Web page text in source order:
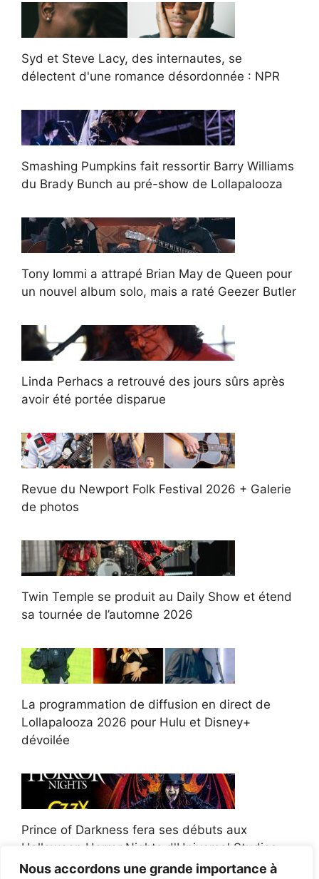
Nous accordons une grande importance à
Syd et Steve Lacy, des internautes, se
délectent d'une romance désordonnée : NPR
Smashing Pumpkins fait ressortir Barry Williams
du Brady Bunch au pré-show de Lollapalooza
Tony Iommi a attrapé Brian May de Queen pour
un nouvel album solo, mais a raté Geezer Butler
Linda Perhacs a retrouvé des jours sûrs après
avoir été portée disparue
Revue du Newport Folk Festival 2026 + Galerie
de photos
Twin Temple se produit au Daily Show et étend
sa tournée de l’automne 2026
La programmation de diffusion en direct de
Lollapalooza 2026 pour Hulu et Disney+
dévoilée
Prince of Darkness fera ses débuts aux
Halloween Horror Nights d'Universal Studios